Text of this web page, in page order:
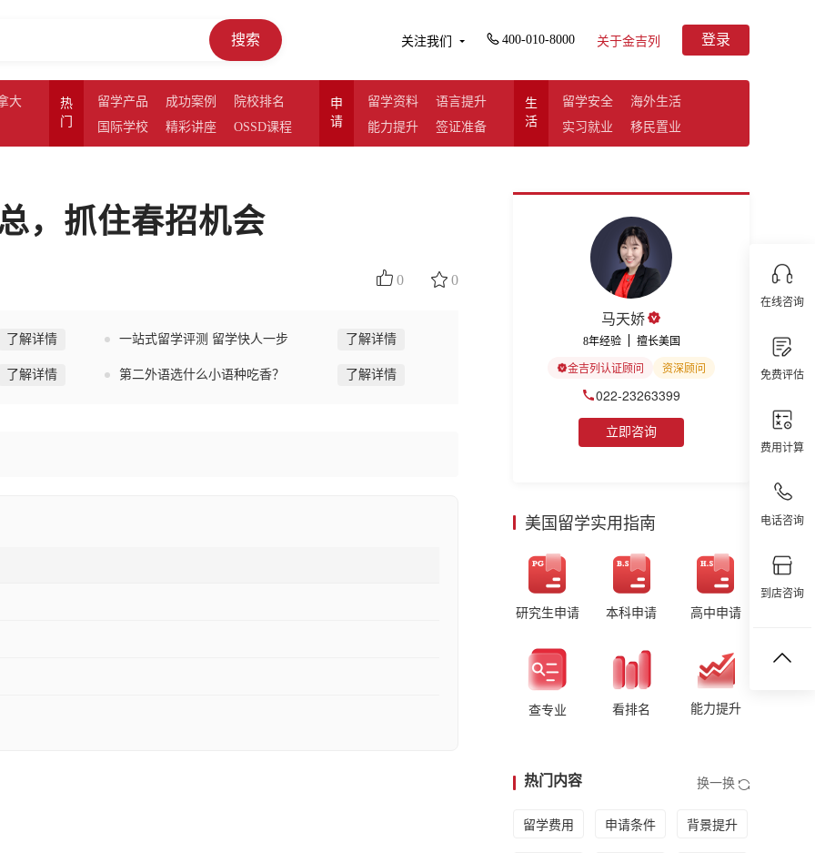
搜索 关注我们 400-010-8000 关于金吉列 登录
大
热
门
留学产品 成功案例
院校排名
国际学校
精彩讲座 OSSD课程
申
请
留学资料
语言提升
能力提升
签证准备
生
活
留学安全
海外生活
实习就业
移民置业
在线咨询
免费评估
费用计算
电话咨询
到店咨询
，抓住春招机会
0 0
了解详情 一站式留学评测 留学快人一步 了解详情
了解详情 第二外语选什么小语种吃香？ 了解详情
马天娇
8年经验 擅长美国
金吉列认证顾问 资深顾问
022-23263399
立即咨询
美国留学实用指南
研究生申请 本科申请 高中申请
查专业 看排名 能力提升
热门内容 换一换
留学费用 申请条件 背景提升